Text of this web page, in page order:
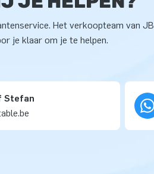
Het verkoopteam van JB
je klaar om je te helpen.
Stefan